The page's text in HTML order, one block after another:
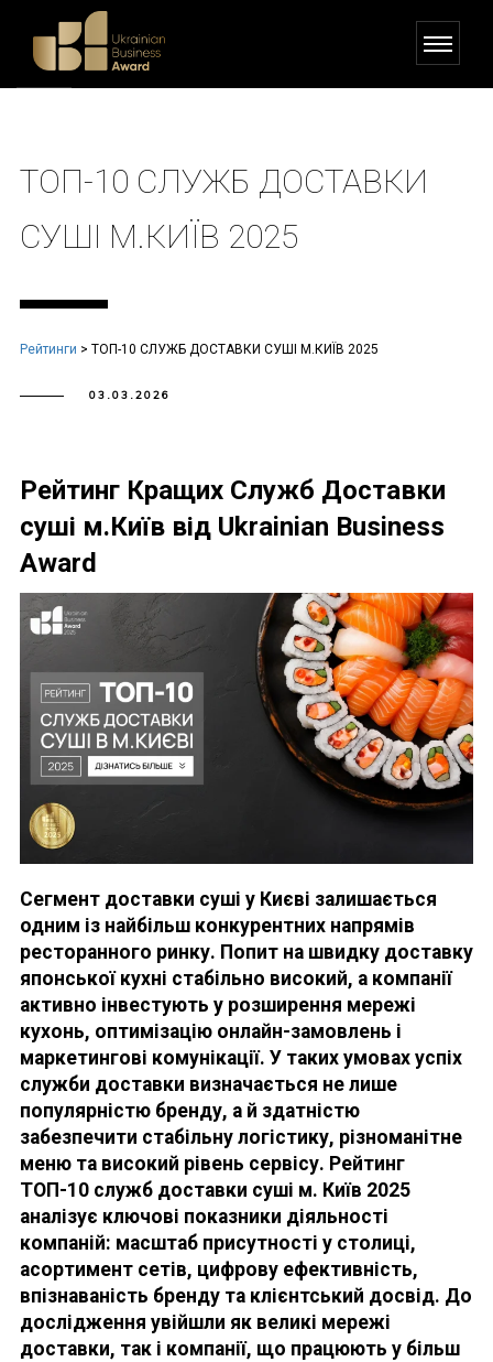
ТОП-10 СЛУЖБ ДОСТАВКИ
СУШІ М.КИЇВ 2025
Рейтинги > ТОП-10 СЛУЖБ ДОСТАВКИ СУШІ М.КИЇВ 2025
03.03.2026
Рейтинг Кращих Служб Доставки
суші м.Київ від Ukrainian Business
Award
Сегмент доставки суші у Києві залишається
одним із найбільш конкурентних напрямів
ресторанного ринку. Попит на швидку доставку
японської кухні стабільно високий, а компанії
активно інвестують у розширення мережі
кухонь, оптимізацію онлайн-замовлень і
маркетингові комунікації. У таких умовах успіх
служби доставки визначається не лише
популярністю бренду, а й здатністю
забезпечити стабільну логістику, різноманітне
меню та високий рівень сервісу. Рейтинг
ТОП-10 служб доставки суші м. Київ 2025
аналізує ключові показники діяльності
компаній: масштаб присутності у столиці,
асортимент сетів, цифрову ефективність,
впізнаваність бренду та клієнтський досвід. До
дослідження увійшли як великі мережі
доставки, так і компанії, що працюють у більш